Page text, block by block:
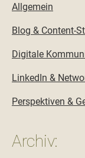
Allgemein
Blog & Content-
Digitale
LinkedIn &
Perspektiven &
Archiv: